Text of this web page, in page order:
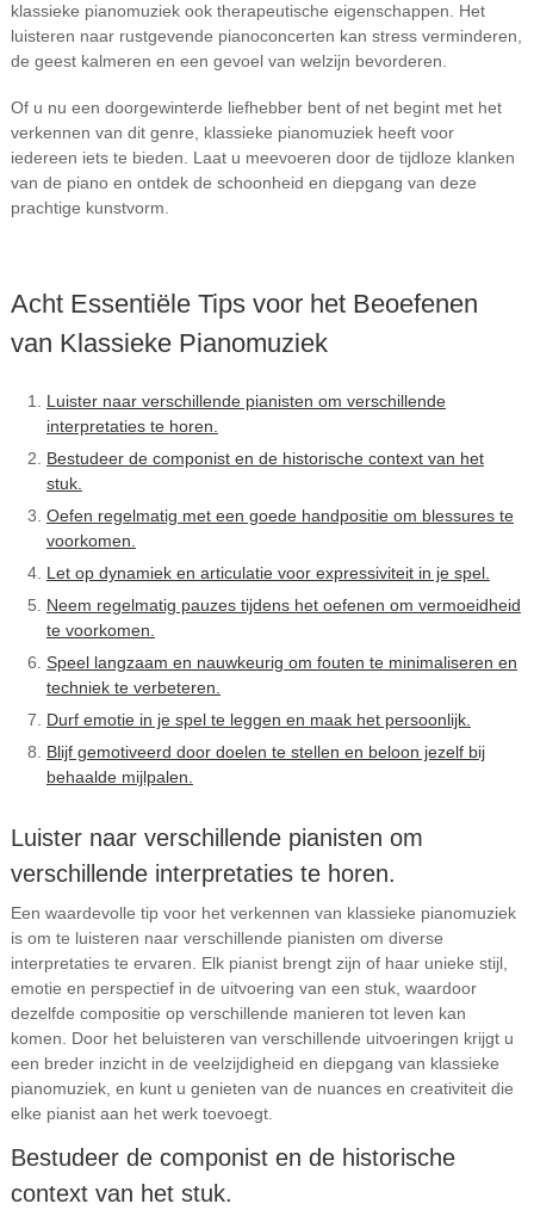
klassieke pianomuziek ook therapeutische eigenschappen. Het
luisteren naar rustgevende pianoconcerten kan stress verminderen,
de geest kalmeren en een gevoel van welzijn bevorderen.
Of u nu een doorgewinterde liefhebber bent of net begint met het
verkennen van dit genre, klassieke pianomuziek heeft voor
iedereen iets te bieden. Laat u meevoeren door de tijdloze klanken
van de piano en ontdek de schoonheid en diepgang van deze
prachtige kunstvorm.
Acht Essentiële Tips voor het Beoefenen
van Klassieke Pianomuziek
Luister naar verschillende pianisten om verschillende
interpretaties te horen.
Bestudeer de componist en de historische context van het
stuk.
Oefen regelmatig met een goede handpositie om blessures te
voorkomen.
Let op dynamiek en articulatie voor expressiviteit in je spel.
Neem regelmatig pauzes tijdens het oefenen om vermoeidheid
te voorkomen.
Speel langzaam en nauwkeurig om fouten te minimaliseren en
techniek te verbeteren.
Durf emotie in je spel te leggen en maak het persoonlijk.
Blijf gemotiveerd door doelen te stellen en beloon jezelf bij
behaalde mijlpalen.
Luister naar verschillende pianisten om
verschillende interpretaties te horen.
Een waardevolle tip voor het verkennen van klassieke pianomuziek
is om te luisteren naar verschillende pianisten om diverse
interpretaties te ervaren. Elk pianist brengt zijn of haar unieke stijl,
emotie en perspectief in de uitvoering van een stuk, waardoor
dezelfde compositie op verschillende manieren tot leven kan
komen. Door het beluisteren van verschillende uitvoeringen krijgt u
een breder inzicht in de veelzijdigheid en diepgang van klassieke
pianomuziek, en kunt u genieten van de nuances en creativiteit die
elke pianist aan het werk toevoegt.
Bestudeer de componist en de historische
context van het stuk.